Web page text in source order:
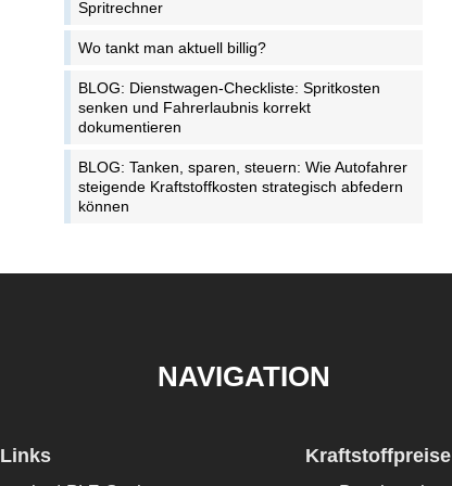
Spritrechner
Wo tankt man aktuell billig?
BLOG: Dienstwagen-Checkliste: Spritkosten
senken und Fahrerlaubnis korrekt
dokumentieren
BLOG: Tanken, sparen, steuern: Wie Autofahrer
steigende Kraftstoffkosten strategisch abfedern
können
NAVIGATION
Kraftstoffpreise